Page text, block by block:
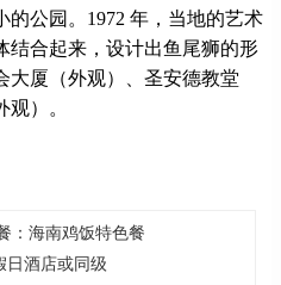
公园。1972 年，当地的艺术
结合起来，设计出鱼尾狮的形
大厦（外观）、圣安德教堂
观）。
：海南鸡饭特色餐
日酒店或同级